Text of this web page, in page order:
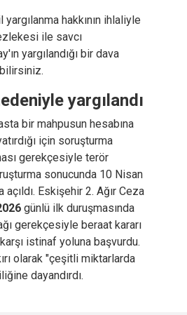
hakkının ihlaliyle
ile savcı
yargılandığı bir dava
yargılandı
bir mahpusun hesabına
için soruşturma
gerekçesiyle terör
sonucunda 10 Nisan
Eskişehir 2. Ağır Ceza
günlü ilk duruşmasında
gerekçesiyle beraat kararı
istinaf yoluna başvurdu.
olarak "çeşitli miktarlarda
dayandırdı.